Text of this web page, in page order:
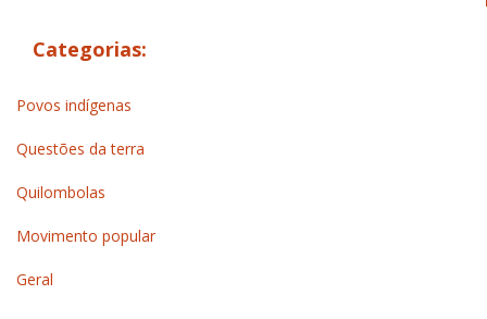
Categorias:
Povos indígenas
Questões da terra
Quilombolas
Movimento popular
Geral